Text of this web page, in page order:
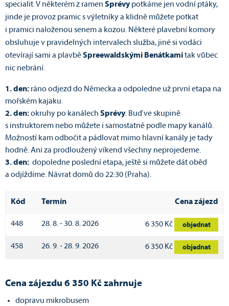
specialit. V některém z ramen Sprévypotkáme jen vodní ptáky,
jinde je provoz pramic s výletníky a klidně můžete potkat
i pramici naloženou senem a kozou. Některé plavební komory
obsluhuje v pravidelných intervalech služba, jiné si vodáci
otevírají sami a plavběSpreewaldskými Benátkamitak vůbec
nic nebrání.
1. den: ráno odjezd do Německa a odpoledne už první etapa na
mořském kajaku.
2. den:okruhy po kanálech Sprévy. Buď ve skupině
s instruktorem nebo můžete i samostatně podle mapy kanálů.
Možností kam odbočit a pádlovat mimo hlavní kanály je tady
hodně. Ani za prodloužený víkend všechny neprojedeme.
3. den: dopoledne poslední etapa, ještě si můžete dát oběd
a odjíždíme. Návrat domů do 22:30 (Praha).
Kód Termín Cena zájezd
448 28. 8. - 30. 8. 2026 6 350 Kč objednat
458 26. 9. - 28. 9. 2026 6 350 Kč objednat
Cena zájezdu 6 350 Kč zahrnuje
dopravu mikrobusem